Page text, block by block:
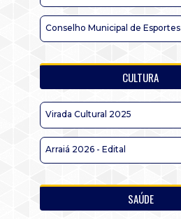
Conselho Municipal de Esportes
CULTURA
Virada Cultural 2025
Arraiá 2026 - Edital
SAÚDE